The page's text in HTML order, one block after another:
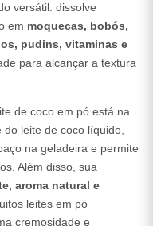
versátil: dissolve
em moquecas, bobós,
pudins, vitaminas e
para alcançar a textura
de coco em pó está na
do leite de coco líquido,
na geladeira e permite
Além disso, sua
aroma natural e
leites em pó
cremosidade e